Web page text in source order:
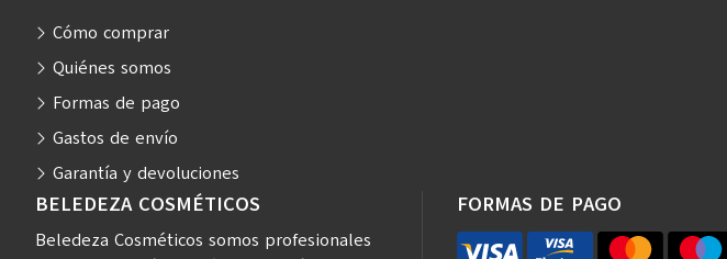
BELEDEZA COSMÉTICOS
Beledeza Cosméticos somos profesionales
FORMAS DE PAGO
Cómo comprar
Quiénes somos
Formas de pago
Gastos de envío
Garantía y devoluciones